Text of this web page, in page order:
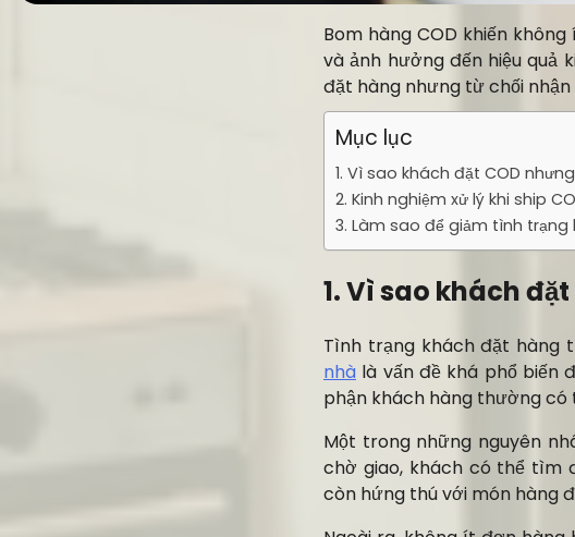
Bom hàng COD khiến
và ảnh hưởng đến hiệu quả
đặt hàng nhưng từ chối
Mục lục
1. Vì sao khách đặt COD
2. Kinh nghiệm xử lý khi ship
3. Làm sao để giảm tình
1. Vì sao khách
Tình trạng khách đặt hàng
nhà là vấn đề khá phổ biến
phận khách hàng thường có
Một trong những nguyên
chờ giao, khách có thể tìm
còn hứng thú với món hàng